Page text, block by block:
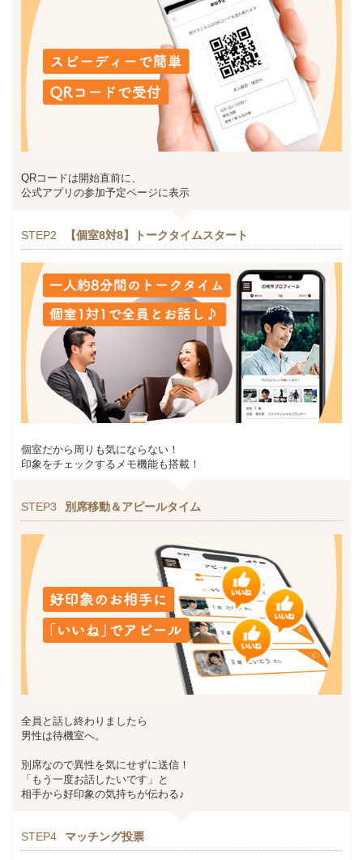
QRコードは開始直前に、
公式アプリの参加予定ページに表示
STEP2 【個室8対8】トークタイムスタート
個室だから周りも気にならない！
印象をチェックするメモ機能も搭載！
STEP3 別席移動＆アピールタイム
全員と話し終わりましたら
男性は待機室へ。
別席なので異性を気にせずに送信！
「もう一度お話したいです」と
相手から好印象の気持ちが伝わる♪
STEP4 マッチング投票